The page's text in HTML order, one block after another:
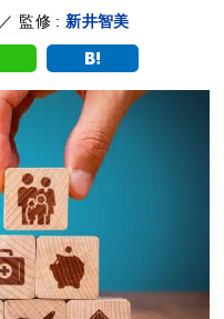
／ 監修 : 新井智美